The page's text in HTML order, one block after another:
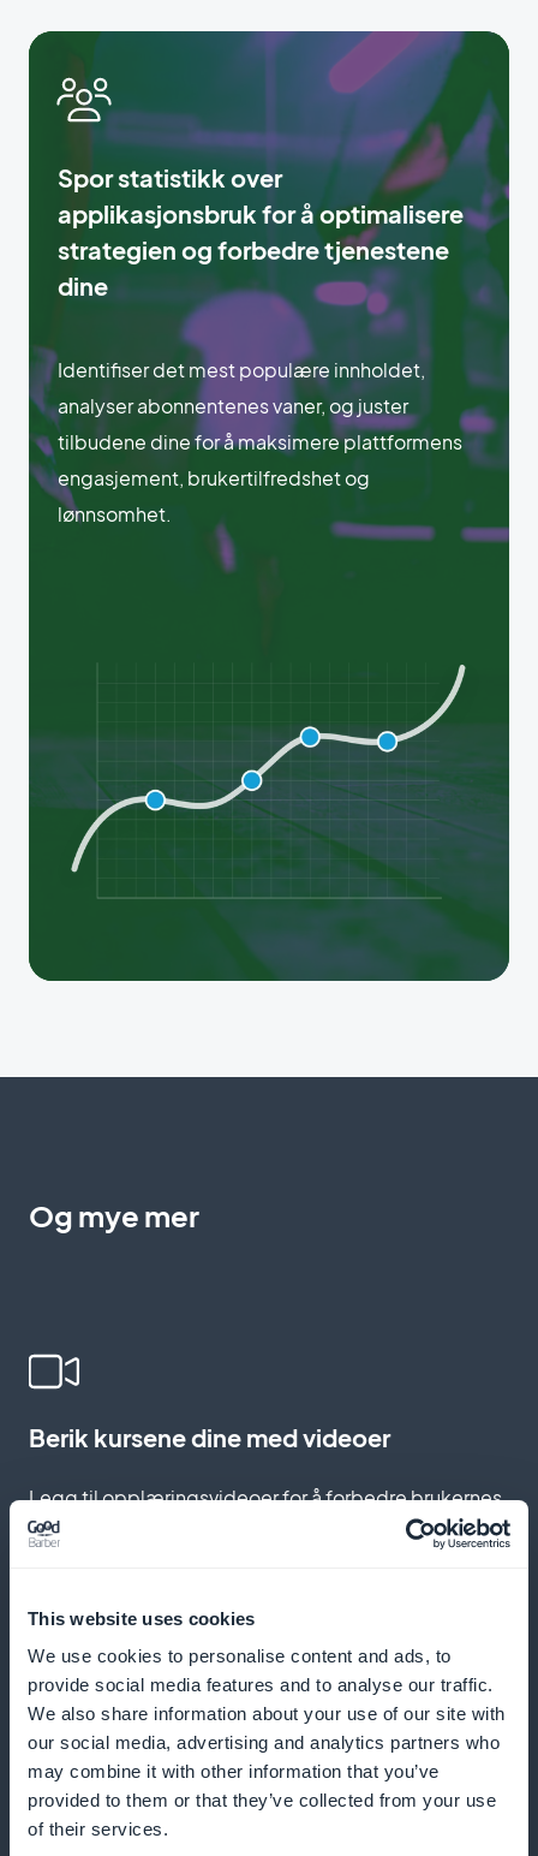
This website uses cookies
We use cookies to personalise content and ads, to
provide social media features and to analyse our traffic.
We also share information about your use of our site with
our social media, advertising and analytics partners who
may combine it with other information that you’ve
provided to them or that they’ve collected from your use
of their services.
Spor statistikk over
applikasjonsbruk for å optimalisere
strategien og forbedre tjenestene
dine
Identifiser det mest populære innholdet,
analyser abonnentenes vaner, og juster
tilbudene dine for å maksimere plattformens
engasjement, brukertilfredshet og
lønnsomhet.
Og mye mer
Berik kursene dine med videoer
Legg til opplæringsvideoer for å forbedre brukernes
opplevelse og forståelse
Øk engasjementet med push-varsler
Send påminnelser og kunngjøringer for å motivere
abonnentene til å holde seg oppdatert på øktene
sine